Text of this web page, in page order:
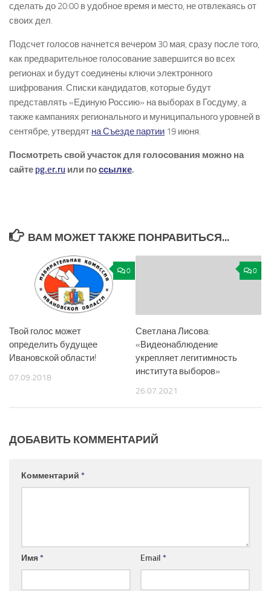
сделать до 20:00 в удобное время и место, не отвлекаясь от
своих дел.
Подсчет голосов начнется вечером 30 мая, сразу после того,
как предварительное голосование завершится во всех
регионах и будут соединены ключи электронного
шифрования. Списки кандидатов, которые будут
представлять «Единую Россию» на выборах в Госдуму, а
также кампаниях регионального и муниципального уровней в
сентябре, утвердят на Съезде партии 19 июня.
Посмотреть свой участок для голосования можно на
сайте pg.er.ru или поссылке.
ВАМ МОЖЕТ ТАКЖЕ ПОНРАВИТЬСЯ...
0
Твой голос может
определить будущее
Ивановской области!
07.09.2018
0
Светлана Лисова:
«Видеонаблюдение
укрепляет легитимность
института выборов»
26.07.2021
ДОБАВИТЬ КОММЕНТАРИЙ
Комментарий *
Имя* Email *